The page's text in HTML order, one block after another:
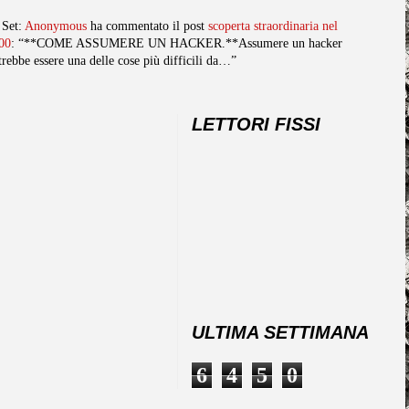
Anonymous ha commentato il post scoperta straordinaria nel
: “**COME ASSUMERE UN HACKER.**Assumere un hacker
essere una delle cose più difficili da…”
LETTORI FISSI
ULTIMA SETTIMANA
6 4 5 0